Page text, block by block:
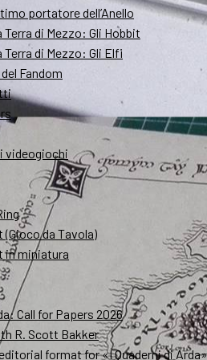
portatore dell’Anello
Terra di Mezzo: Gli Hobbit
Terra di Mezzo: Gli Elfi
Fandom
videogiochi
(Gioco da Tavola)
in miniatura
Call for Papers 2026
R. Scott Bakker
format for «I Quaderni di Arda»